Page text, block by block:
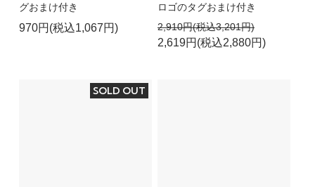
グおまけ付き
970円(税込1,067円)
ロゴのタグおまけ付き
2,910円(税込3,201円)
2,619円(税込2,880円)
SOLD OUT